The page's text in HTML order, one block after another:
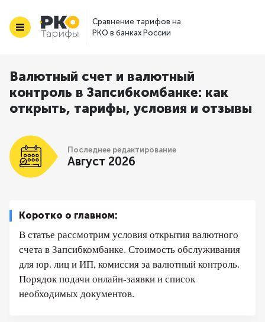
Сравнение тарифов на
РКО в банках России
Валютный счет и валютный
контроль в Запсибкомбанке: как
открыть, тарифы, условия и отзывы
Последнее редактирование
Август 2026
Коротко о главном:
В статье рассмотрим условия открытия валютного
счета в Запсибкомбанке. Стоимость обслуживания
для юр. лиц и ИП, комиссия за валютный контроль.
Порядок подачи онлайн-заявки и список
необходимых документов.